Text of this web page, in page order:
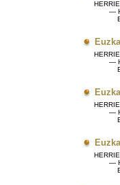
—
—
—
—